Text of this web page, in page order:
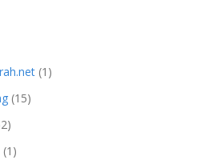
(1)
(15)
(1)